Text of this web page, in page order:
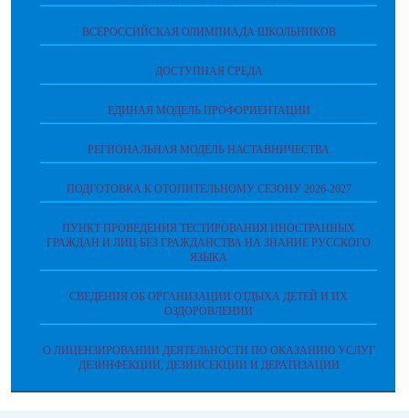
ВСЕРОССИЙСКАЯ ОЛИМПИАДА ШКОЛЬНИКОВ
ДОСТУПНАЯ СРЕДА
ЕДИНАЯ МОДЕЛЬ ПРОФОРИЕНТАЦИИ
РЕГИОНАЛЬНАЯ МОДЕЛЬ НАСТАВНИЧЕСТВА
ПОДГОТОВКА К ОТОПИТЕЛЬНОМУ СЕЗОНУ 2026-2027
ПУНКТ ПРОВЕДЕНИЯ ТЕСТИРОВАНИЯ ИНОСТРАННЫХ
ГРАЖДАН И ЛИЦ БЕЗ ГРАЖДАНСТВА НА ЗНАНИЕ РУССКОГО
ЯЗЫКА
СВЕДЕНИЯ ОБ ОРГАНИЗАЦИИ ОТДЫХА ДЕТЕЙ И ИХ
ОЗДОРОВЛЕНИИ
О ЛИЦЕНЗИРОВАНИИ ДЕЯТЕЛЬНОСТИ ПО ОКАЗАНИЮ УСЛУГ
ДЕЗИНФЕКЦИИ, ДЕЗИНСЕКЦИИ И ДЕРАТИЗАЦИИ